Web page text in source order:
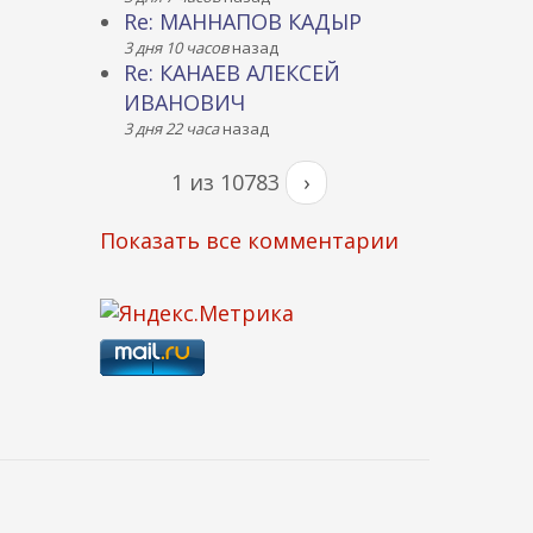
Re: МАННАПОВ КАДЫР
3 дня 10 часовназад
Re: КАНАЕВ АЛЕКСЕЙ
ИВАНОВИЧ
3 дня 22 часаназад
1 из 10783 ›
Показать все комментарии